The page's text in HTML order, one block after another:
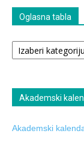
Oglasna tabla
Oglasna
tabla
Akademski
Akademski